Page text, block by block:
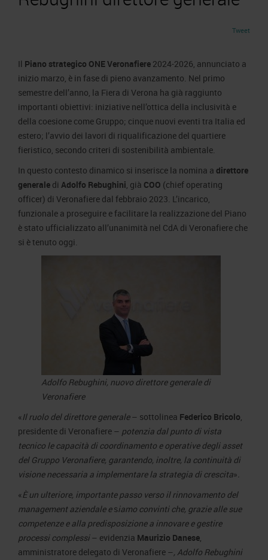
Modello di Organizzazione, Gestione e Controllo
Codice Etico
Responsabilità ambientale
Certificazioni riconosciute
Società trasparente
Compensi Organi Societari
Bilanci Societari
Accredito Stampa Marmomac 2026
Contatti
Tweet
Il Piano strategico ONE Veronafiere 2024-2026, annunciato a
inizio marzo, è in fase di pieno avanzamento. Nel primo
semestre dell’anno, la Fiera di Verona ha già raggiunto
importanti obiettivi: iniziative nell’ottica della inclusività e
della coesione come Gruppo; cinque nuovi eventi tra Italia ed
estero; l’avvio dei lavori di riqualificazione del quartiere
fieristico, secondo criteri di sostenibilità ambientale.
In questo contesto dinamico si inserisce la nomina a direttore
generale di Adolfo Rebughini, già COO (chief operating
officer) di Veronafiere dal febbraio 2023. L’incarico,
funzionale a proseguire e facilitare la realizzazione del Piano
è stato ufficializzato all’unanimità nel CdA di Veronafiere che
si è tenuto oggi.
Adolfo Rebughini, nuovo direttore generale di
Veronafiere
«Il ruolo del direttore generale– sottolinea Federico Bricolo,
presidente di Veronafiere – potenzia dal punto di vista
tecnico le capacità di coordinamento e operative degli asset
del Gruppo Veronafiere, garantendo, inoltre, la continuità di
visione necessaria a implementare la strategia di crescita».
«È un ulteriore, importante passo verso il rinnovamento del
management aziendale esiamo convinti che, grazie alle sue
competenze e alla predisposizione a innovare e gestire
processi complessi– evidenzia Maurizio Danese,
amministratore delegato di Veronafiere –, Adolfo Rebughini